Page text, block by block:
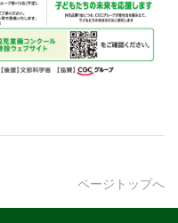
ページトップへ